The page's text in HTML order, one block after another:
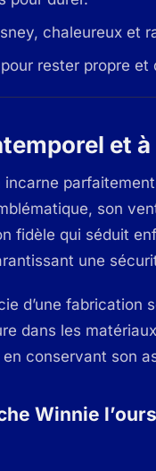
chaleureux et
rester propre et
et
son
fidèle qui séduit
une
d’une fabrication
dans les
conservant son
Winnie